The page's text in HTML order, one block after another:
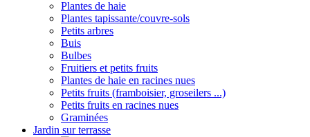
Plantes de haie
Plantes tapissante/couvre-sols
Petits arbres
Buis
Bulbes
Fruitiers et petits fruits
Plantes de haie en racines nues
Petits fruits (framboisier, groseilers ...)
Petits fruits en racines nues
Graminées
Jardin sur terrasse